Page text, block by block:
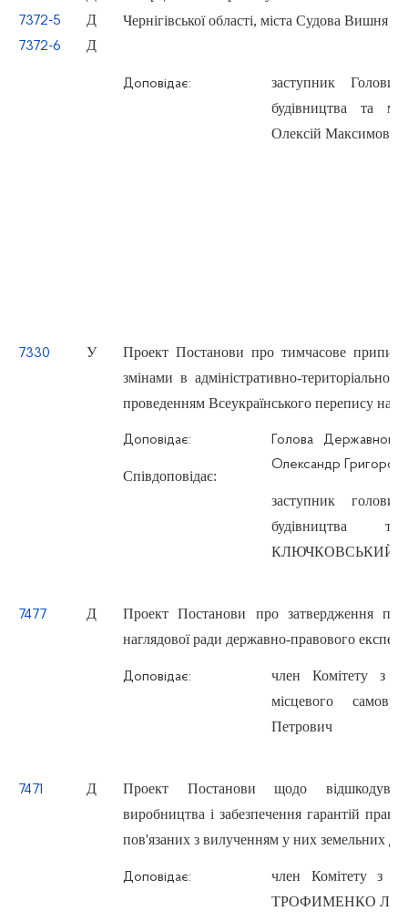
7372-5
7372-6
Д
Д
Чернігівської області, міста Судова Вишня
Доповідає:
заступник
будівництва та
Олексій Максимович
7330 У
Проект Постанови про тимчасове
змінами в адміністративно-
проведенням Всеукраїнського перепису
Доповідає:
Співдоповідає:
Голова
Олександр
заступник
будівництва
КЛЮЧКОВСЬКИЙ
7477 Д
Проект Постанови про затвердження
наглядової ради державно-правового
Доповідає:
член Комітету з
місцевого
Петрович
7471 Д
Проект Постанови щодо
виробництва і забезпечення гарантій прав
пов'язаних з вилученням у них земельних
Доповідає:
член Комітету з
ТРОФИМЕНКО